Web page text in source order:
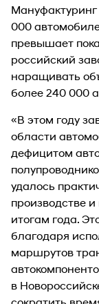
000
превышает
российский
наращивать
более 240 000
«В этом году
области
дефицитом
удалось
производстве
итогам года.
благодаря
маршрутов
в